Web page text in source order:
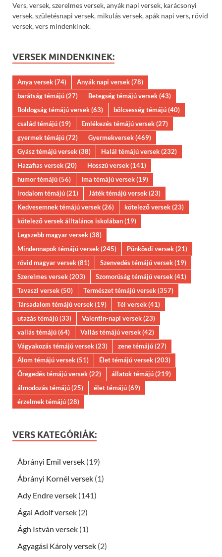
Vers, versek, szerelmes versek, anyák napi versek, karácsonyi
versek, születésnapi versek, mikulás versek, apák napi vers, rövid
versek, vers mindenkinek.
VERSEK MINDENKINEK:
Anya versek(74) Anyák napi versek(78)
barátság témájú(27) Betegség témájú versek(43)
Boldogság témájú versek(63) bölcsesség témájú(40)
család témájú(19) Emlékezés témájú versek(27)
gyermek témájú(72) Gyermekversek(469)
Gyász témájú versek(38) Halál témájú versek(232)
Hazafias versek(20) Hosszú versek(141)
humor témájú(56) Ima témájú versek(19)
irodalom témájú(21) Játék témájú versek(23)
Kedvesemnek témájú versek(26) kötelező versek(23)
kötelező versek álltalános iskolában(19)
Legszebb magyar versek(38)
Mindennapok témájú versek(245) Pünkösdi versek(21)
rövid magyar versek(81) Szenvedés témájú versek(19)
Szerelmes versek(203) Szomorúság témájú versek(41)
Tavaszi versek(50) Természet témájú versek(357)
Társadalom témájú versek(19) Tél versek(41)
utazás témájú(33) Valentin-napi versek(23)
vallás témájú(64) Vallás témájú versek(42)
Vágyakozás témájú versek(23) zene témájú(27)
Álom témájú versek(51) Élet témájú versek(203)
Öregedés témájú versek(22) állatok témájú(219)
álmodozás témájú(25) élet témájú(69)
érzelmek témájú(28)
VERS KATEGÓRIÁK:
Ábrányi Emil versek (19)
Ábrányi Kornél versek (1)
Ady Endre versek (141)
Ágai Adolf versek (2)
Ágh István versek (1)
Agyagási Károly versek (2)